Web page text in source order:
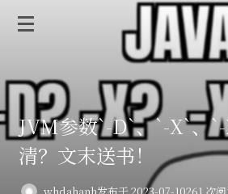
JVM参数`-D`、`-X`、
清？文末送书！